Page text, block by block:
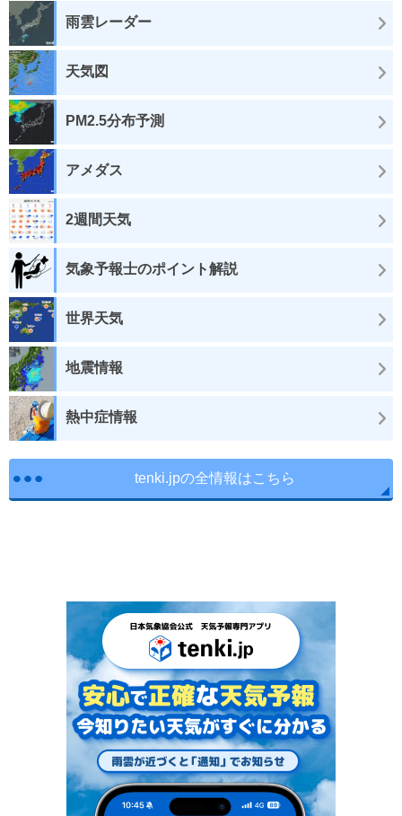
雨雲レーダー
天気図
PM2.5分布予測
アメダス
2週間天気
気象予報士のポイント解説
世界天気
地震情報
熱中症情報
tenki.jpの全情報はこちら